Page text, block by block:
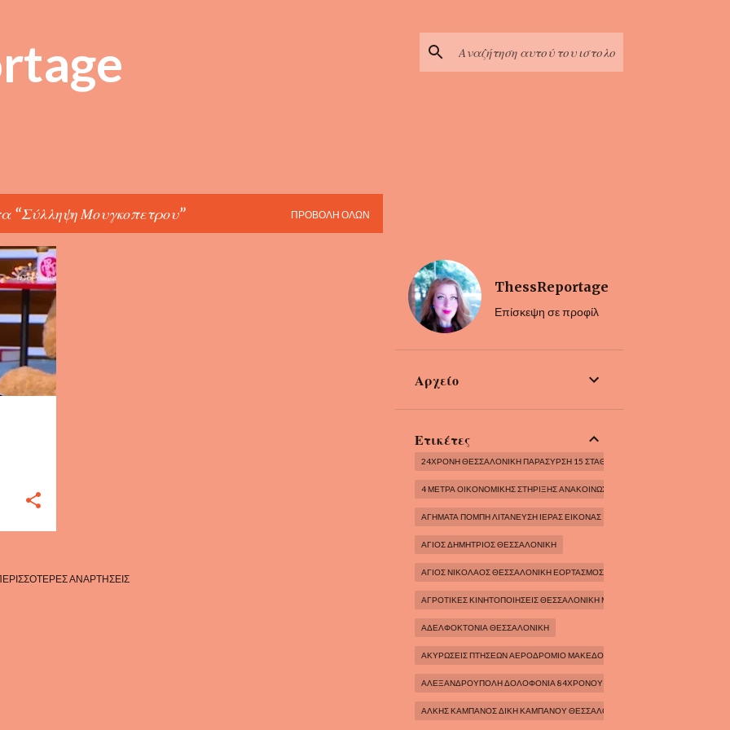
Σύλληψη Μουγκοπετρου ΠΡΟΒΟΛΉ ΌΛΩΝ
ΑΝΑΡΤΉΣΕΙΣ
ThessReportage
Επίσκεψη σε προφίλ
Αρχείο
Ετικέτες
24ΧΡΟΝΗ ΘΕΣΣΑΛΟΝΊΚΗ ΠΑΡΆΣΥΡΣΗ 15 ΣΤΑΘΜΕΥΜΈΝΩΝ
4 ΜΈΤΡΑ ΟΙΚΟΝΟΜΙΚΉΣ ΣΤΉΡΙΞΗΣ ΑΝΑΚΟΙΝΏΣΕΙΣ ΠΡΩΘΥΠΟΥΡΓΟΥ
ΑΓΗΜΑΤΑ ΠΟΜΠΗ ΛΙΤΑΝΕΥΣΗ ΙΕΡΑΣ ΕΙΚΟΝΑΣ
ΆΓΙΟΣ ΔΗΜΗΤΡΙΟΣ ΘΕΣΣΑΛΟΝΙΚΗ
ΆΓΙΟΣ ΝΙΚΟΛΑΟΣ ΘΕΣΣΑΛΟΝΙΚΗ ΕΟΡΤΑΣΜΟΣ ΑΓΙΟΥ ΝΙΚΟΛΑΟΥ
ΑΓΡΟΤΙΚΕΣ ΚΙΝΗΤΟΠΟΙΗΣΕΙΣ ΘΕΣΣΑΛΟΝΙΚΗ ΜΑΚΕΔΟΝΙΑ ΕΛΛΑΔΑ
ΑΔΕΛΦΟΚΤΟΝΙΑ ΘΕΣΣΑΛΟΝΙΚΗ
ΑΚΥΡΩΣΕΙΣ ΠΤΗΣΕΩΝ ΑΕΡΟΔΡΟΜΙΟ ΜΑΚΕΔΟΝΙΑ
ΑΛΕΞΑΝΔΡΟΎΠΟΛΗ ΔΟΛΟΦΟΝΊΑ 84ΧΡΟΝΟΥ
ΑΛΚΗΣ ΚΑΜΠΑΝΟΣ ΔΙΚΗ ΚΑΜΠΑΝΟΥ ΘΕΣΣΑΛΟΝΙΚΗ